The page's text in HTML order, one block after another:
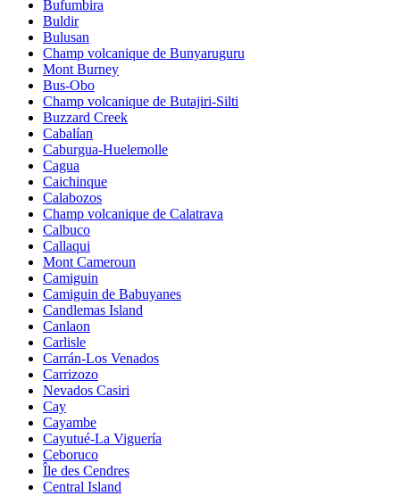
Bufumbira
Buldir
Bulusan
Champ volcanique de Bunyaruguru
Mont Burney
Bus-Obo
Champ volcanique de Butajiri-Silti
Buzzard Creek
Cabalían
Caburgua-Huelemolle
Cagua
Caichinque
Calabozos
Champ volcanique de Calatrava
Calbuco
Callaqui
Mont Cameroun
Camiguin
Camiguin de Babuyanes
Candlemas Island
Canlaon
Carlisle
Carrán-Los Venados
Carrizozo
Nevados Casiri
Cay
Cayambe
Cayutué-La Viguería
Ceboruco
Île des Cendres
Central Island